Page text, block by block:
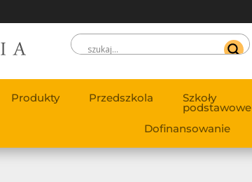
Produkty Przedszkola Szkoły
podstawowe
Dofinansowanie